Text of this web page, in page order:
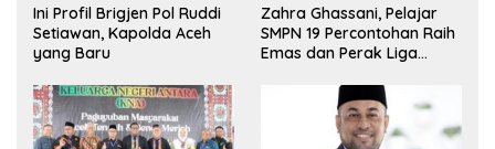
Ini Profil Brigjen Pol Ruddi
Setiawan, Kapolda Aceh
yang Baru
Zahra Ghassani, Pelajar
SMPN 19 Percontohan Raih
Emas dan Perak Liga